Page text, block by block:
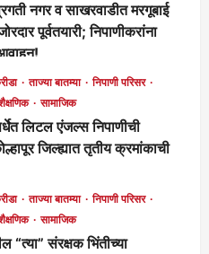
नगर व साखरवाडीत मरगूबाई
पूर्वतयारी; निपाणीकरांना
92
ताज्या बातम्या
निपाणी परिसर
सामाजिक
लिटल एंजल्स निपाणीची
जिल्ह्यात तृतीय क्रमांकाची
104
ताज्या बातम्या
निपाणी परिसर
सामाजिक
“त्या” संरक्षक भिंतीच्या